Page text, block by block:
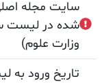
اصلی (ثبت
لیست سیاه
علوم)
ورود به لیست